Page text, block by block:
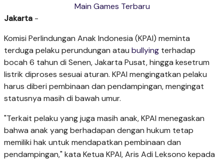
Main Games Terbaru
Jakarta -
Komisi Perlindungan Anak Indonesia (KPAI) meminta
terduga pelaku perundungan atau bullying terhadap
bocah 6 tahun di Senen, Jakarta Pusat, hingga kesetrum
listrik diproses sesuai aturan. KPAI mengingatkan pelaku
harus diberi pembinaan dan pendampingan, mengingat
statusnya masih di bawah umur.
"Terkait pelaku yang juga masih anak, KPAI menegaskan
bahwa anak yang berhadapan dengan hukum tetap
memiliki hak untuk mendapatkan pembinaan dan
pendampingan," kata Ketua KPAI, Aris Adi Leksono kepada